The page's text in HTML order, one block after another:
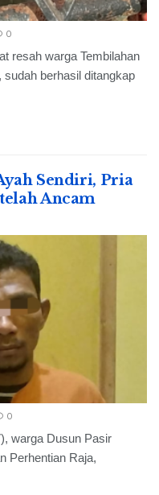
0
resah warga Tembilahan
sudah berhasil ditangkap
Sendiri, Pria
Ancam
0
warga Dusun Pasir
Perhentian Raja,